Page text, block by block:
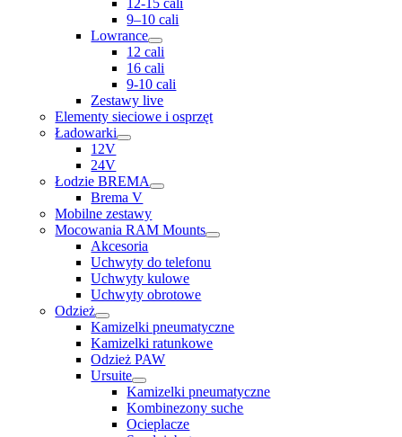
12-15 cali
9–10 cali
Lowrance
12 cali
16 cali
9-10 cali
Zestawy live
Elementy sieciowe i osprzęt
Ładowarki
12V
24V
Łodzie BREMA
Brema V
Mobilne zestawy
Mocowania RAM Mounts
Akcesoria
Uchwyty do telefonu
Uchwyty kulowe
Uchwyty obrotowe
Odzież
Kamizelki pneumatyczne
Kamizelki ratunkowe
Odzież PAW
Ursuite
Kamizelki pneumatyczne
Kombinezony suche
Ocieplacze